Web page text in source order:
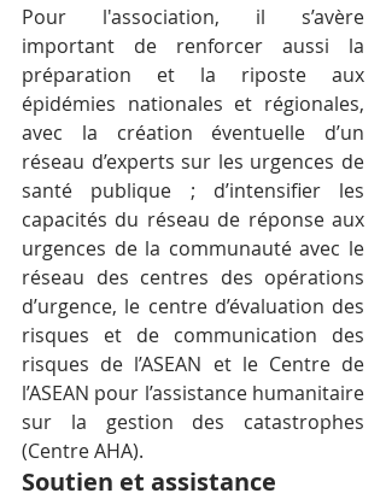
Pour l'association, il s’avère
important de renforcer aussi la
préparation et la riposte aux
épidémies nationales et régionales,
avec la création éventuelle d’un
réseau d’experts sur les urgences de
santé publique ; d’intensifier les
capacités du réseau de réponse aux
urgences de la communauté avec le
réseau des centres des opérations
d’urgence, le centre d’évaluation des
risques et de communication des
risques de l’ASEAN et le Centre de
l’ASEAN pour l’assistance humanitaire
sur la gestion des catastrophes
(Centre AHA).
Soutien et assistance